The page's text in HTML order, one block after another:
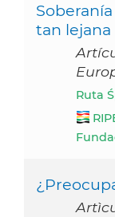
tan lejana
Ruta